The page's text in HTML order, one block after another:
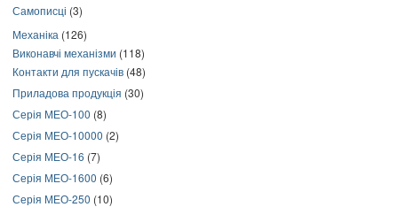
Самописці (3)
Механіка (126)
Виконавчі механізми (118)
Контакти для пускачів (48)
Приладова продукція (30)
Серія МЕО-100 (8)
Серія МЕО-10000 (2)
Серія МЕО-16 (7)
Серія МЕО-1600 (6)
Серія МЕО-250 (10)